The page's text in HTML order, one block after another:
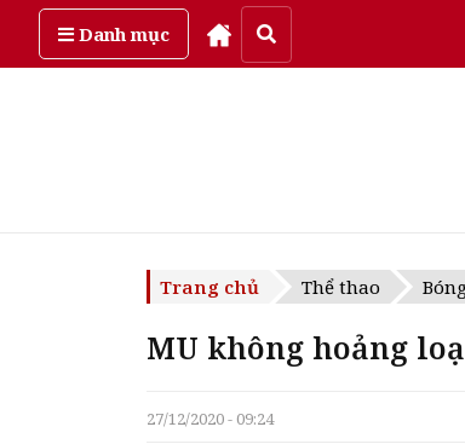
Danh mụcThứ bảy, ngày 8/08/2026
Trang chủ Thể thao
MU không hoảng
27/12/2020 - 09:24